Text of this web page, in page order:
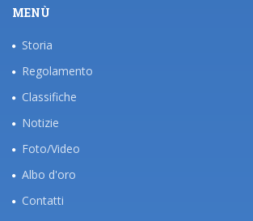
MENÙ
Storia
Regolamento
Classifiche
Notizie
Foto/Video
Albo d'oro
Contatti